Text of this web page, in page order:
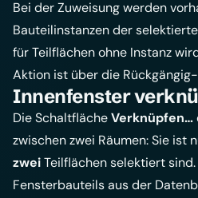
Bei der Zuweisung werden
Bauteilinstanzen der
für Teilflächen ohne Instanz
Aktion ist über die
Innenfenster
Die SchaltflächeVerknüpfen…
zwischen zwei Räumen: Sie ist
zweiTeilflächen selektiert
Fensterbauteils aus der